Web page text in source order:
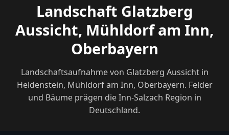
Landschaft Glatzberg
Aussicht, Mühldorf am Inn,
Oberbayern
Landschaftsaufnahme von Glatzberg Aussicht in
Heldenstein, Mühldorf am Inn, Oberbayern. Felder
und Bäume prägen die Inn-Salzach Region in
Deutschland.